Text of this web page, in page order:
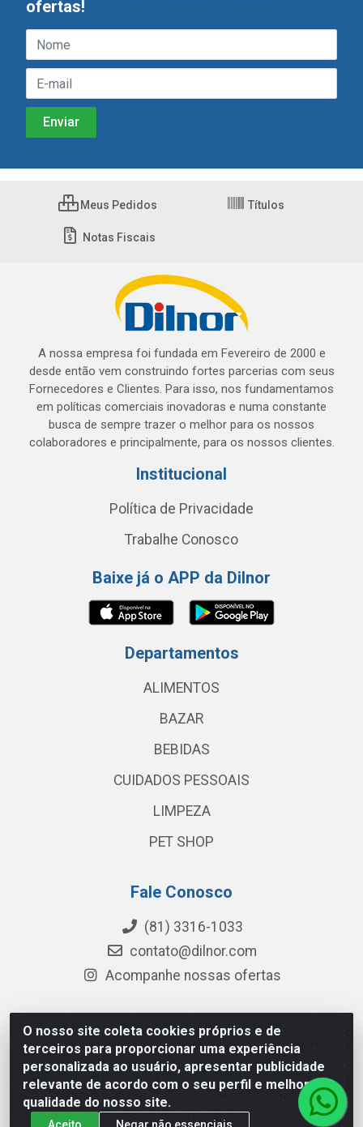
O nosso site coleta cookies próprios e de
terceiros para proporcionar uma experiência
personalizada ao usuário, apresentar publicidade
relevante de acordo com o seu perfil e melhorar a
qualidade do nosso site.
Aceito Negar não essenciais
ofertas!
Meus Pedidos Títulos
Notas Fiscais
A nossa empresa foi fundada em Fevereiro de 2000 e
desde então vem construindo fortes parcerias com seus
Fornecedores e Clientes. Para isso, nos fundamentamos
em políticas comerciais inovadoras e numa constante
busca de sempre trazer o melhor para os nossos
colaboradores e principalmente, para os nossos clientes.
Institucional
Política de Privacidade
Trabalhe Conosco
Baixe já o APP da Dilnor
Departamentos
ALIMENTOS
BAZAR
BEBIDAS
CUIDADOS PESSOAIS
LIMPEZA
PET SHOP
Fale Conosco
(81) 3316-1033
contato@dilnor.com
Acompanhe nossas ofertas
Dilnor Distribuidora - Rua Professor Joaquim Cavalcanti,
975 - Iputinga - Recife/PE - CEP 50800-010 - CNPJ
04.054.534/0001-51